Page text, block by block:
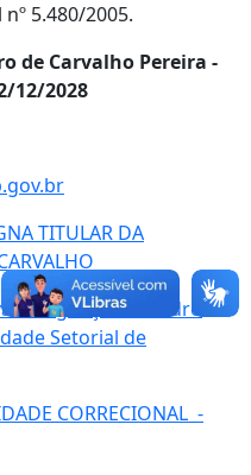
5.480/2005.
de Carvalho Pereira -
12/2028
TITULAR DA
Designação Leandro
Setorial de
CORRECIONAL -